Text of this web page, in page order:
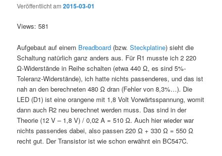
Veröffentlicht am2015-03-01
Views: 581
Aufgebaut auf einem Breadboard (bzw.Steckplatine) sieht die
Schaltung natürlich ganz anders aus. Für R1 musste ich 2 220
Ω-Widerstände in Reihe schalten (etwa 440 Ω, es sind 5%-
Toleranz-Widerstände), ich hatte nichts passenderes, und das ist
nah an den berechneten 480 Ω dran (Fehler von 8,3%…). Die
LED (D1) ist eine orangene mit 1,8 Volt Vorwärtsspannung, womit
dann auch R2 neu berechnet werden muss. Das sind in der
Theorie (12 V – 1,8 V) / 0,02 A = 510 Ω. Auch hier wieder war
nichts passendes dabei, also passen 220 Ω + 330 Ω = 550 Ω
recht gut. Der Transistor ist wie schon erwähnt ein BC547C.